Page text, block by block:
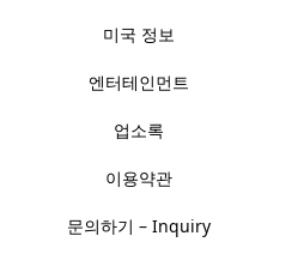
미국 정보
엔터테인먼트
업소록
이용약관
문의하기 – Inquiry